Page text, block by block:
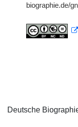
biographie.de/
Deutsche